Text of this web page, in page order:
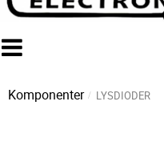
Komponenter LYSDIODER